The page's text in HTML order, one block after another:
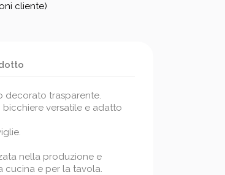
cliente)
decorato trasparente.
bicchiere versatile e adatto
nella produzione e
cucina e per la tavola.